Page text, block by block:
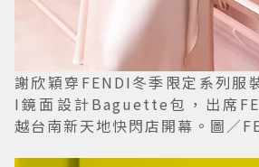
謝欣穎穿FENDI冬季限定系列服
I鏡面設計Baguette包，出席
越台南新天地快閃店開幕。圖／